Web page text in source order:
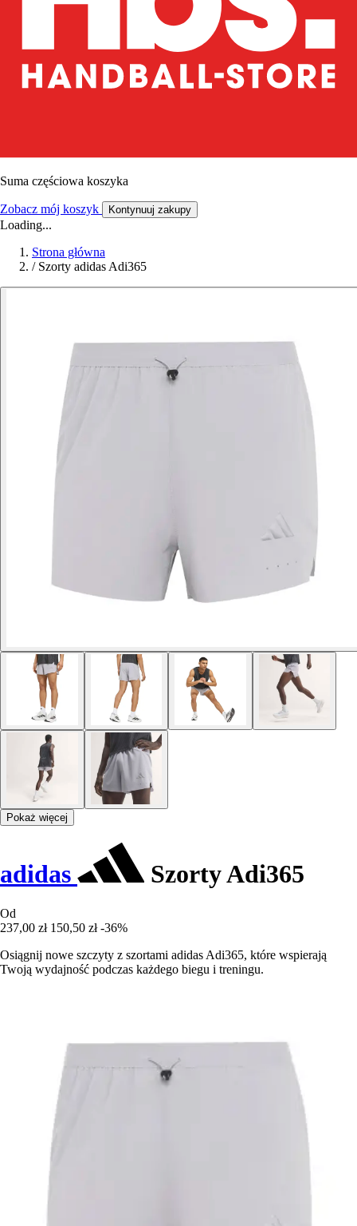
Suma częściowa koszyka
Zobacz mój koszyk Kontynuuj zakupy
Loading...
Strona główna
/ Szorty adidas Adi365
Pokaż więcej
adidas Szorty Adi365
Od
237,00 zł 150,50 zł -36%
Osiągnij nowe szczyty z szortami adidas Adi365, które wspierają
Twoją wydajność podczas każdego biegu i treningu.